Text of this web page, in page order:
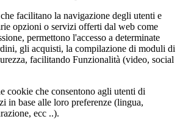
facilitano la navigazione degli utenti e
opzioni o servizi offerti dal web come
permettono l'accesso a determinate
gli acquisti, la compilazione di moduli di
facilitando Funzionalità (video, social
cookie che consentono agli utenti di
in base alle loro preferenze (lingua,
ecc ..).